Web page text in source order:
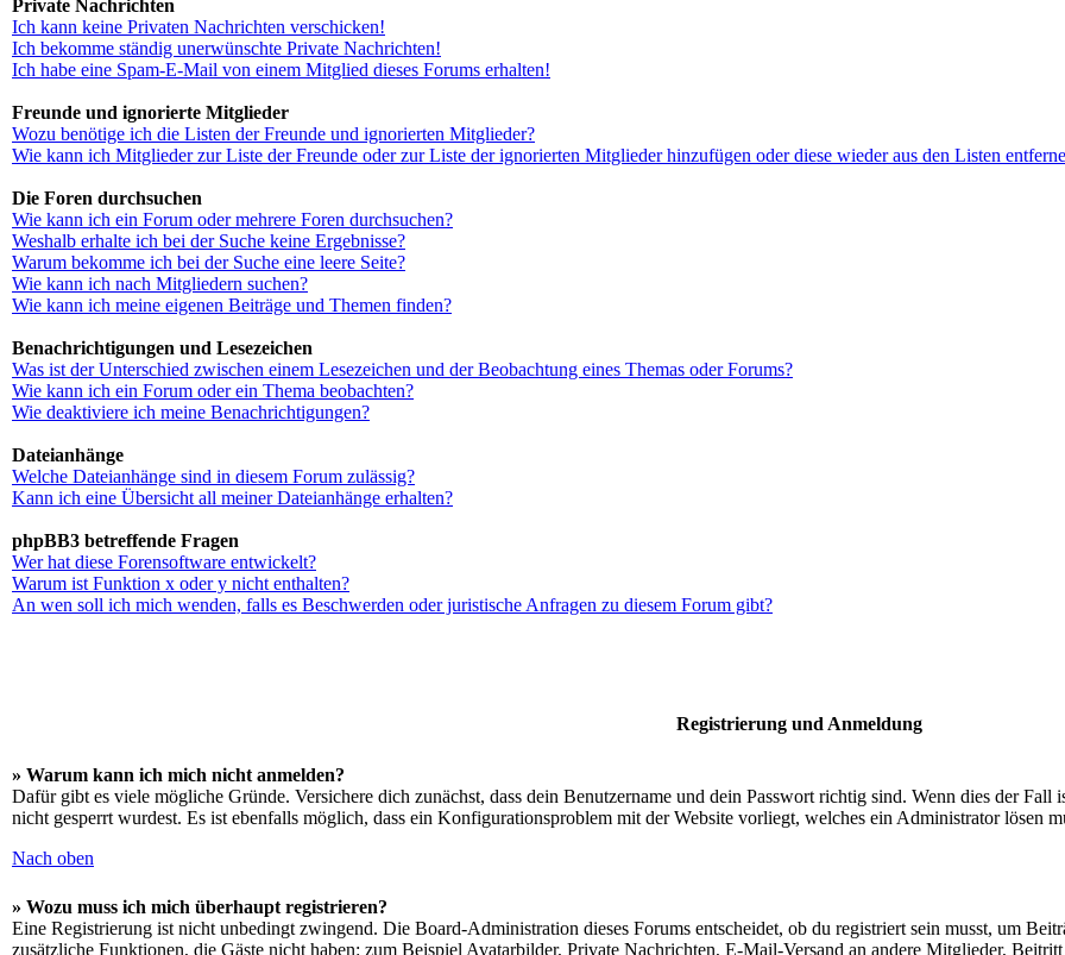
Private Nachrichten
Ich kann keine Privaten Nachrichten verschicken!
Ich bekomme ständig unerwünschte Private Nachrichten!
Ich habe eine Spam-E-Mail von einem Mitglied dieses Forums erhalten!
Freunde und ignorierte Mitglieder
Wozu benötige ich die Listen der Freunde und ignorierten Mitglieder?
Wie kann ich Mitglieder zur Liste der Freunde oder zur Liste der ignorierten Mitglieder hinzufügen oder diese wieder aus den Listen
Die Foren durchsuchen
Wie kann ich ein Forum oder mehrere Foren durchsuchen?
Weshalb erhalte ich bei der Suche keine Ergebnisse?
Warum bekomme ich bei der Suche eine leere Seite?
Wie kann ich nach Mitgliedern suchen?
Wie kann ich meine eigenen Beiträge und Themen finden?
Benachrichtigungen und Lesezeichen
Was ist der Unterschied zwischen einem Lesezeichen und der Beobachtung eines Themas oder Forums?
Wie kann ich ein Forum oder ein Thema beobachten?
Wie deaktiviere ich meine Benachrichtigungen?
Dateianhänge
Welche Dateianhänge sind in diesem Forum zulässig?
Kann ich eine Übersicht all meiner Dateianhänge erhalten?
phpBB3 betreffende Fragen
Wer hat diese Forensoftware entwickelt?
Warum ist Funktion x oder y nicht enthalten?
An wen soll ich mich wenden, falls es Beschwerden oder juristische Anfragen zu diesem Forum gibt?
Registrierung und Anmeldung
» Warum kann ich mich nicht anmelden?
Dafür gibt es viele mögliche Gründe. Versichere dich zunächst, dass dein Benutzername und dein Passwort richtig sind. Wenn dies der
nicht gesperrt wurdest. Es ist ebenfalls möglich, dass ein Konfigurationsproblem mit der Website vorliegt, welches ein Administrator lösen
Nach oben
» Wozu muss ich mich überhaupt registrieren?
Eine Registrierung ist nicht unbedingt zwingend. Die Board-Administration dieses Forums entscheidet, ob du registriert sein musst, um
zusätzliche Funktionen, die Gäste nicht haben: zum Beispiel Avatarbilder, Private Nachrichten, E-Mail-Versand an andere Mitglieder,